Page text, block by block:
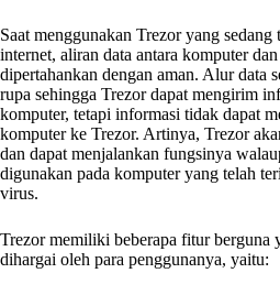
Saat menggunakan Trezor yang sedang
internet, aliran data antara komputer
dipertahankan dengan aman. Alur data
rupa sehingga Trezor dapat mengirim
komputer, tetapi informasi tidak dapat
komputer ke Trezor. Artinya, Trezor
dan dapat menjalankan fungsinya
digunakan pada komputer yang telah
virus.
Trezor memiliki beberapa fitur berguna
dihargai oleh para penggunanya, yaitu: